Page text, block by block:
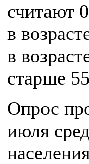
считают
в
в
старше
Опрос
июля